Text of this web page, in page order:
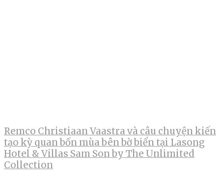
Remco Christiaan Vaastra và câu chuyện kiến
tạo kỳ quan bốn mùa bên bờ biển tại Lasong
Hotel & Villas Sam Son by The Unlimited
Collection